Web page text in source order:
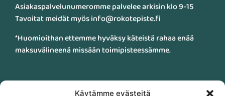
Käytämme evästeitä
Asiakaspalvelunumeromme palvelee arkisin klo 9-15
Tavoitat meidät myös info@rokotepiste.fi
*Huomioithan ettemme hyväksy käteistä rahaa enää
maksuvälineenä missään toimipisteessämme.